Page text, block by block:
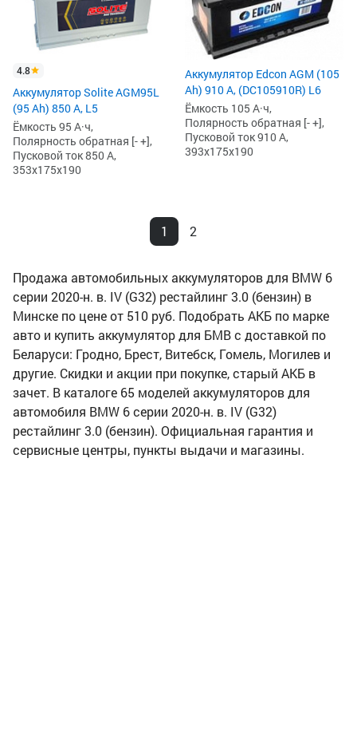
4.8
Аккумулятор Solite AGM95L
(95 Ah) 850 А, L5
Ёмкость 95 А·ч,
Полярность обратная [- +],
Пусковой ток 850 А,
353x175x190
Аккумулятор Edcon AGM (105
Ah) 910 А, (DC105910R) L6
Ёмкость 105 А·ч,
Полярность обратная [- +],
Пусковой ток 910 А,
393x175x190
1 2
Продажа автомобильных аккумуляторов для BMW 6
серии 2020-н. в. IV (G32) рестайлинг 3.0 (бензин) в
Минске по цене от 510 руб. Подобрать АКБ по марке
авто и купить аккумулятор для БМВ с доставкой по
Беларуси: Гродно, Брест, Витебск, Гомель, Могилев и
другие. Скидки и акции при покупке, старый АКБ в
зачет. В каталоге 65 моделей аккумуляторов для
автомобиля BMW 6 серии 2020-н. в. IV (G32)
рестайлинг 3.0 (бензин). Официальная гарантия и
сервисные центры, пункты выдачи и магазины.